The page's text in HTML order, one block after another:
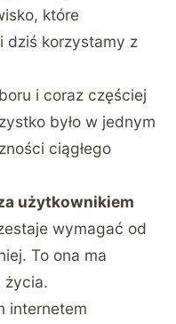
które
dziś korzystamy z
i coraz częściej
było w jednym
ciągłego
użytkownikiem
wymagać od
To ona ma
życia.
internetem